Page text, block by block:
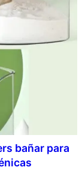
bañar para